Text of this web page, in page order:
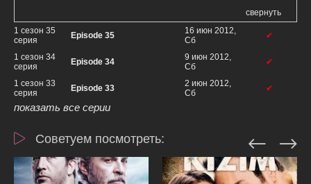
свернуть
1 сезон 35
серия
Episode 35
16 июн 2012,
Сб
✔
1 сезон 34
серия
Episode 34
9 июн 2012,
Сб
✔
1 сезон 33
серия
Episode 33
2 июн 2012,
Сб
✔
показать все серии
Советуем посмотреть: